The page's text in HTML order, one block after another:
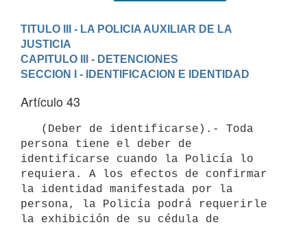
TITULO III - LA POLICIA AUXILIAR DE LA
JUSTICIA
CAPITULO III - DETENCIONES
SECCION I - IDENTIFICACION E IDENTIDAD
Artículo 43
persona tiene el deber de
identificarse cuando la Policía lo
requiera. A los efectos de confirmar
la identidad manifestada por la
persona, la Policía podrá requerirle
la exhibición de su cédula de